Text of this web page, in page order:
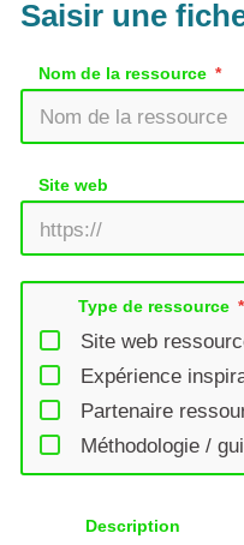
Saisir une
Nom de la ressource
Site web
Type de ressource
Site web
Expérience
Partenaire
Méthodologie /
Description